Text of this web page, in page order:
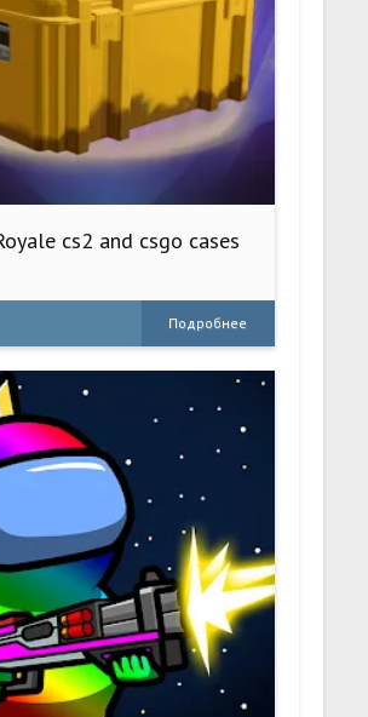
cs2 and csgo cases
Подробнее